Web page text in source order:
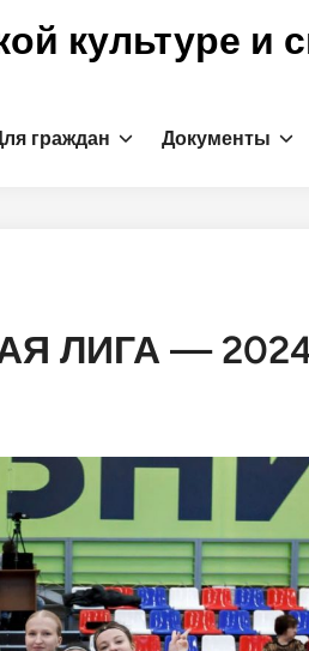
культуре и
граждан Документы
ЛИГА —